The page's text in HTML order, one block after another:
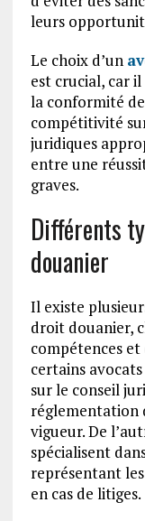
leurs
Le choix d’un
est crucial, car
la conformité
compétitivité
juridiques
entre une
graves.
Différents
douanier
Il existe
droit douanier,
compétences et
certains
sur le conseil
réglementation
vigueur. De
spécialisent
représentant
en cas de litiges.